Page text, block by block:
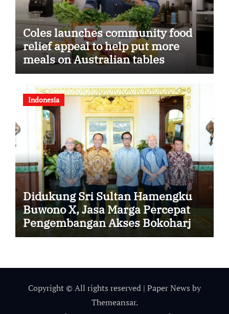
Coles launches community food
relief appeal to help put more
meals on Australian tables
Indonesia
Didukung Sri Sultan Hamengku
Buwono X, Jasa Marga Percepat
Pengembangan Akses Bokoharjo
Tol Jogja-Solo untuk Dukung
Copyright © All rights reserved | Paper News by
Themeansar.